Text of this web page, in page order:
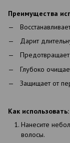
Преимущества
Дарит
Глубоко
Защищает от
Как использовать:
Нанесите
волосы.